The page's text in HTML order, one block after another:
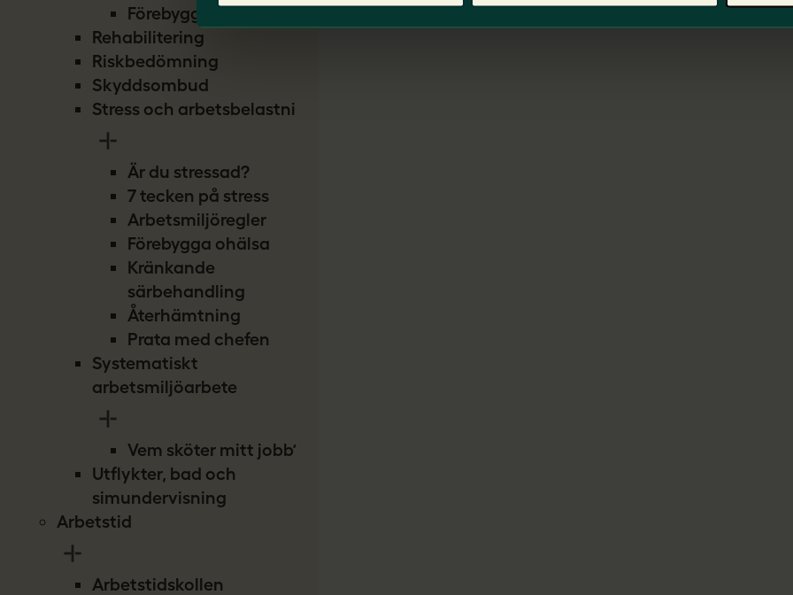
Förebygg hot
Rehabilitering
Riskbedömning
Skyddsombud
Stress och arbetsbelastning
Är du stressad?
7 tecken på stress
Arbetsmiljöregler
Förebygga ohälsa
Kränkande
särbehandling
Återhämtning
Prata med chefen
Systematiskt
arbetsmiljöarbete
Vem sköter mitt jobb?
Utflykter, bad och
simundervisning
Arbetstid
Arbetstidskollen